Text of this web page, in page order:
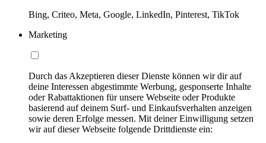
Bing, Criteo, Meta, Google, LinkedIn, Pinterest, TikTok
Marketing
Durch das Akzeptieren dieser Dienste können wir dir auf
deine Interessen abgestimmte Werbung, gesponserte Inhalte
oder Rabattaktionen für unsere Webseite oder Produkte
basierend auf deinem Surf- und Einkaufsverhalten anzeigen
sowie deren Erfolge messen. Mit deiner Einwilligung setzen
wir auf dieser Webseite folgende Drittdienste ein: